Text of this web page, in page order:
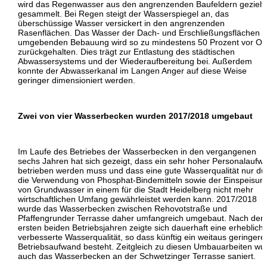
wird das Regenwasser aus den angrenzenden Baufeldern gezielt
gesammelt. Bei Regen steigt der Wasserspiegel an, das
überschüssige Wasser versickert in den angrenzenden
Rasenflächen. Das Wasser der Dach- und Erschließungsflächen
umgebenden Bebauung wird so zu mindestens 50 Prozent vor Ort
zurückgehalten. Dies trägt zur Entlastung des städtischen
Abwassersystems und der Wiederaufbereitung bei. Außerdem
konnte der Abwasserkanal im Langen Anger auf diese Weise
geringer dimensioniert werden.
Zwei von vier Wasserbecken wurden 2017/2018 umgebaut
Im Laufe des Betriebes der Wasserbecken in den vergangenen
sechs Jahren hat sich gezeigt, dass ein sehr hoher
betrieben werden muss und dass eine gute Wasserqualität nur
die Verwendung von Phosphat-Bindemitteln sowie der
von Grundwasser in einem für die Stadt Heidelberg nicht mehr
wirtschaftlichen Umfang gewährleistet werden kann. 2017/2018
wurde das Wasserbecken zwischen Rehovotstraße und
Pfaffengrunder Terrasse daher umfangreich umgebaut. Nach den
ersten beiden Betriebsjahren zeigte sich dauerhaft eine erheblich
verbesserte Wasserqualität, so dass künftig ein weitaus
Betriebsaufwand besteht. Zeitgleich zu diesen Umbauarbeiten
auch das Wasserbecken an der Schwetzinger Terrasse saniert.